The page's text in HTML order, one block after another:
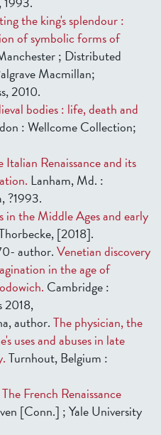
the king's splendour :
of symbolic forms of
; Distributed
Macmillan;
2010.
bodies : life, death and
: Wellcome Collection;
Italian Renaissance and its
Lanham, Md. :
?1993.
in the Middle Ages and early
[2018].
author.Venetian discovery
in the age of
Cambridge :
2018,
author.The physician, the
uses and abuses in late
Turnhout, Belgium :
The French Renaissance
[Conn.] ; Yale University